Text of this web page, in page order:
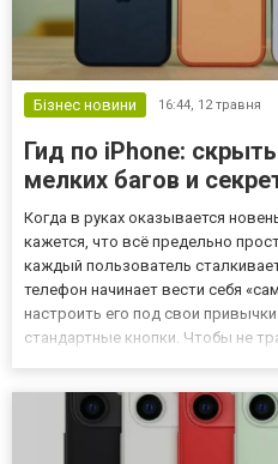
Бізнес новини 16:44, 12 травня
Гид по iPhone:
мелких багов и
Когда в руках оказывается
кажется, что всё предельно
каждый пользователь
телефон начинает вести себя
настроить его под свои
стандартные кнопки. Чтобы не